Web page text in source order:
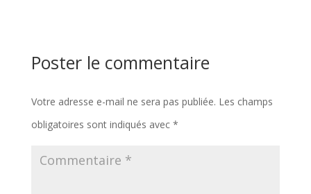
Poster le commentaire
Votre adresse e-mail ne sera pas publiée. Les champs
obligatoires sont indiqués avec *